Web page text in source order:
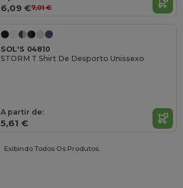
6,09 €7,01 €
SOL'S 04810
STORM T Shirt De Desporto Unissexo
A partir de:
5,61 €
Exibindo Todos Os Produtos.